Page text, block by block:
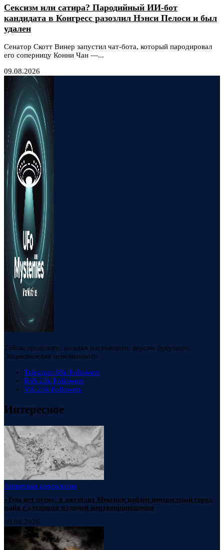
Сексизм или сатира? Пародийный ИИ-бот
кандидата в Конгресс разозлил Нэнси Пелоси и был
удален
Сенатор Скотт Винер запустил чат-бота, который пародировал
его соперницу Конни Чан —...
09.08.2026
Тайны прошлого, загадки настоящего, версии будущего.
Энциклопедия непознанного.
Telegram 88k Followers
RSS 23k Followers
VK 23k Followers
Интересное
Запретная археология
«Туда нет пути»: в джунглях Мексики найден неизвестный город
майя с алтарями и сценой жертвоприношения
09.08.2026